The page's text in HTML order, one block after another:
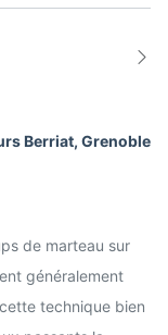
Berriat, Grenoble
de marteau sur
généralement
technique bien